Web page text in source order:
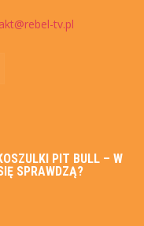
tv.pl
PIT BULL – W
SPRAWDZĄ?